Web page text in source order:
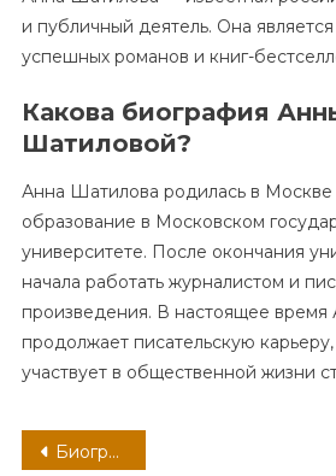
и публичный деятель. Она
успешных романов и книг-
Какова биография
Шатиловой?
Анна Шатилова родилась в
образование в Московском
университете. После окончания
начала работать журналистом и
произведения. В настоящее
продолжает писательскую
участвует в общественной жизни
Навигация
Биография Шейнина Артема — телеведущего талантливого и успешного